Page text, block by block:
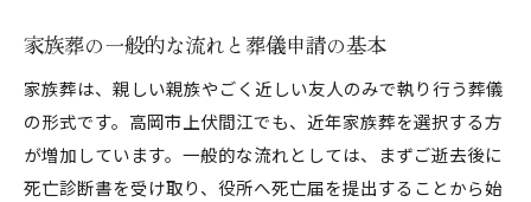
家族葬の一般的な流れと葬儀申請の基本
家族葬は、親しい親族やごく近しい友人のみで執り行う葬儀
の形式です。高岡市上伏間江でも、近年家族葬を選択する方
が増加しています。一般的な流れとしては、まずご逝去後に
死亡診断書を受け取り、役所へ死亡届を提出することから始